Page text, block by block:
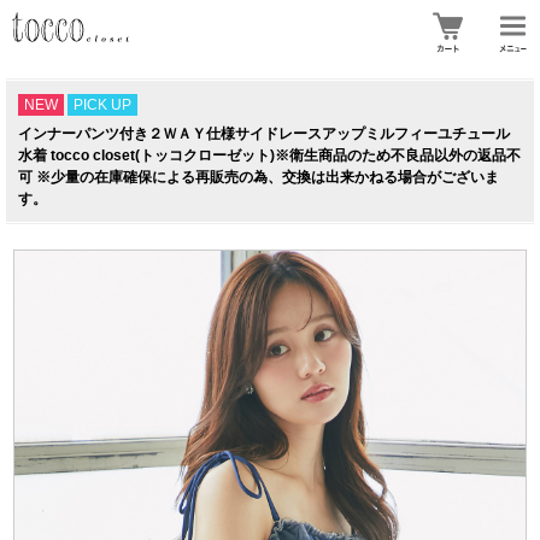
NEW
PICK UP
インナーパンツ付き２ＷＡＹ仕様サイドレースアップミルフィーユチュール
水着 tocco closet(トッコクローゼット)※衛生商品のため不良品以外の返品不
可 ※少量の在庫確保による再販売の為、交換は出来かねる場合がございま
す。